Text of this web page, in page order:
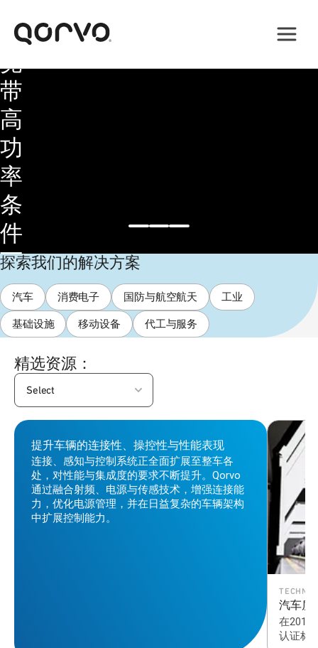
在
宽
带
高
功
率
条
件
下
的
可
性
提
升。
了解详情
探索我们的解决方案
汽车 消费电子 国防与航空航天 工业
基础设施 移动设备 代工与服务
精选资源：
Select
提升车辆的连接性、操控性与性能表现
连接、感知与控制系统正全面扩展至整车各
处，对性能与集成度的要求不断提升。Qorvo
通过融合射频、电源与传感技术，增强连接能
力，优化电源管理，并在日益复杂的车辆架构
中扩展控制能力。
汽车质
在2018
认证标